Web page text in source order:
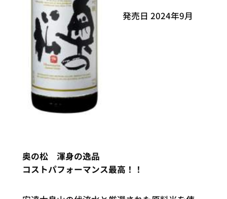
発売日 2024年9月
奥の松 渾身の逸品
コストパフォーマンス最高！！